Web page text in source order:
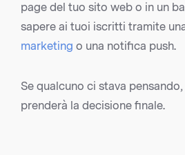
page del tuo sito web o in un
sapere ai tuoi iscritti tramite
marketing o una notifica push.
Se qualcuno ci stava
prenderà la decisione finale.